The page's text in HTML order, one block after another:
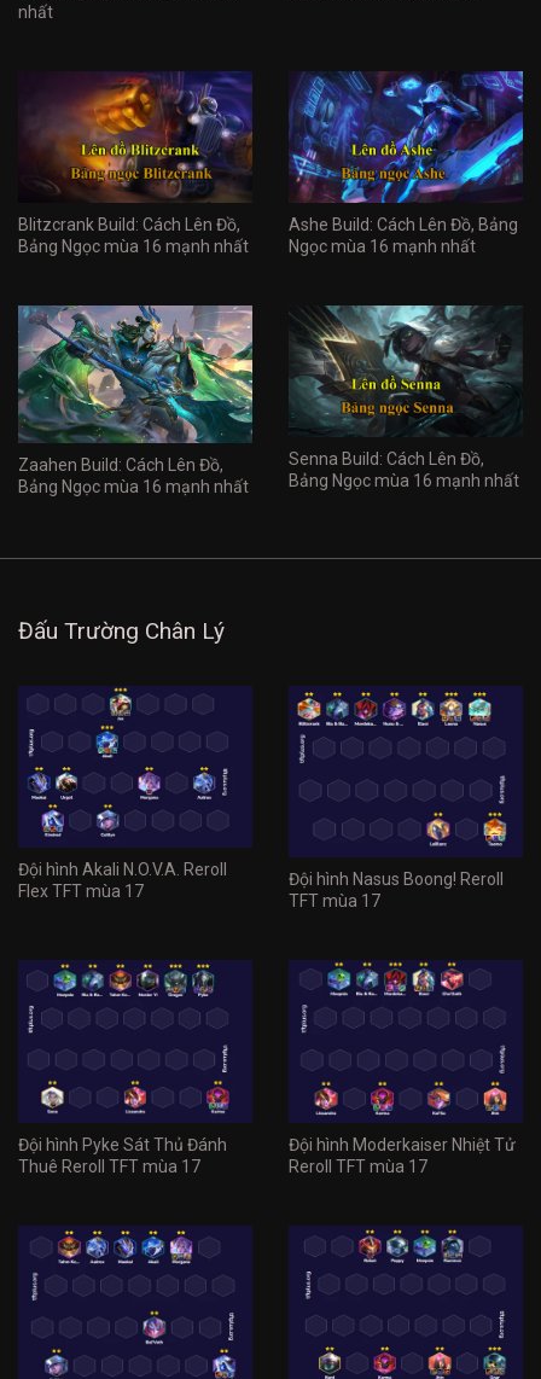
nhất
Blitzcrank Build: Cách Lên Đồ,
Bảng Ngọc mùa 16 mạnh nhất
Ashe Build: Cách Lên Đồ, Bảng
Ngọc mùa 16 mạnh nhất
Zaahen Build: Cách Lên Đồ,
Bảng Ngọc mùa 16 mạnh nhất
Senna Build: Cách Lên Đồ,
Bảng Ngọc mùa 16 mạnh nhất
Đấu Trường Chân Lý
Đội hình Akali N.O.V.A. Reroll
Flex TFT mùa 17
Đội hình Nasus Boong! Reroll
TFT mùa 17
Đội hình Pyke Sát Thủ Đánh
Thuê Reroll TFT mùa 17
Đội hình Moderkaiser Nhiệt Tử
Reroll TFT mùa 17